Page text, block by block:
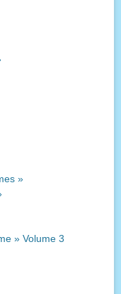
»
» Volume 3